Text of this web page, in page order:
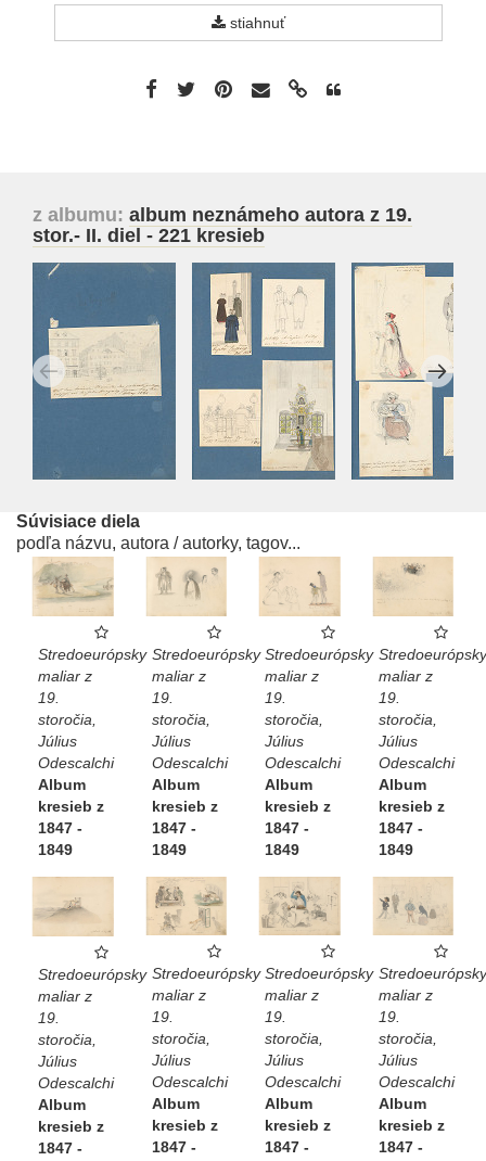
stiahnuť
z albumu: album neznámeho autora z 19.
stor.- II. diel - 221 kresieb
Súvisiace diela
podľa názvu, autora / autorky, tagov...
Stredoeurópsky
maliar z
19.
storočia,
Július
Odescalchi
Album
kresieb z
1847 -
1849
Stredoeurópsky
maliar z
19.
storočia,
Július
Odescalchi
Album
kresieb z
1847 -
1849
Stredoeurópsky
maliar z
19.
storočia,
Július
Odescalchi
Album
kresieb z
1847 -
1849
Stredoeurópsky
maliar z
19.
storočia,
Július
Odescalchi
Album
kresieb z
1847 -
1849
Stredoeurópsky
maliar z
19.
storočia,
Július
Odescalchi
Album
kresieb z
1847 -
Stredoeurópsky
maliar z
19.
storočia,
Július
Odescalchi
Album
kresieb z
1847 -
Stredoeurópsky
maliar z
19.
storočia,
Július
Odescalchi
Album
kresieb z
1847 -
Stredoeurópsky
maliar z
19.
storočia,
Július
Odescalchi
Album
kresieb z
1847 -